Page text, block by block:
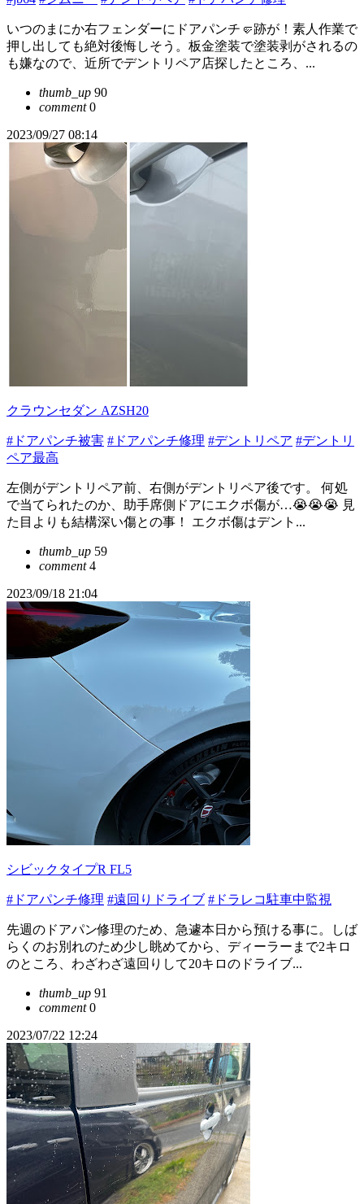
いつのまにか右フェンダーにドアパンチ🤛跡が！素人作業で
押し出しても絶対後悔しそう。板金塗装で塗装剥がされるの
も嫌なので、近所でデントリペア店探したところ、...
thumb_up 90
comment0
2023/09/27 08:14
クラウンセダン AZSH20
#ドアパンチ被害 #ドアパンチ修理 #デントリペア #デントリ
ペア最高
左側がデントリペア前、右側がデントリペア後です。 何処
で当てられたのか、助手席側ドアにエクボ傷が…😭😭😭 見
た目よりも結構深い傷との事！ エクボ傷はデント...
thumb_up 59
comment4
2023/09/18 21:04
シビックタイプR FL5
#ドアパンチ修理 #遠回りドライブ #ドラレコ駐車中監視
先週のドアパン修理のため、急遽本日から預ける事に。しば
らくのお別れのため少し眺めてから、ディーラーまで2キロ
のところ、わざわざ遠回りして20キロのドライブ...
thumb_up 91
comment0
2023/07/22 12:24